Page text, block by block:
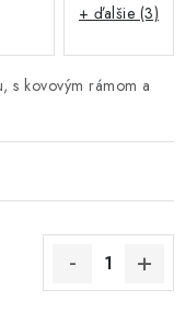
, s kovovým rámom a
+ ďalšie (3)